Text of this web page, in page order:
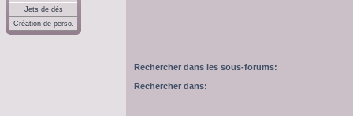
Jets de dés
Création de perso.
Rechercher dans les sous-forums:
Rechercher dans: